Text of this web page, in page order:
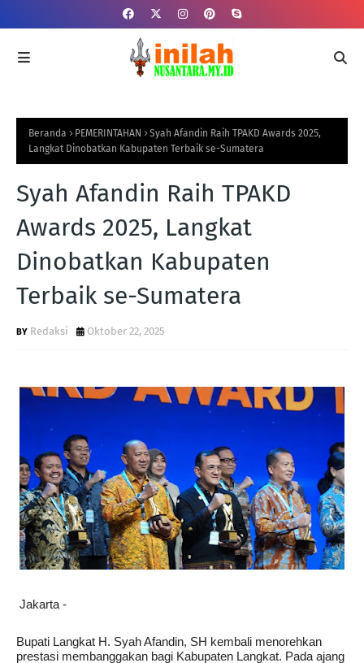
Beranda PEMERINTAHAN
Syah Afandin Raih TPAKD Awards 2025,
Langkat Dinobatkan Kabupaten Terbaik se-Sumatera
Syah Afandin Raih TPAKD
Awards 2025, Langkat
Dinobatkan Kabupaten
Terbaik se-Sumatera
Redaksi Oktober 22, 2025
Jakarta -
Bupati Langkat H. Syah Afandin, SH kembali menorehkan
prestasi membanggakan bagi Kabupaten Langkat. Pada ajang